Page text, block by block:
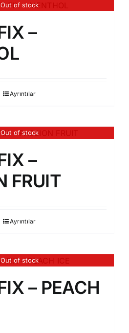
Out of stock
–
Ayrıntılar
Out of stock
–
FRUIT
Ayrıntılar
Out of stock
– PEACH